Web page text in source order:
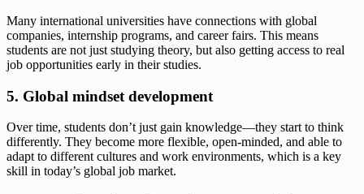
Many international universities have connections with global
companies, internship programs, and career fairs. This means
students are not just studying theory, but also getting access to real
job opportunities early in their studies.
5. Global mindset development
Over time, students don’t just gain knowledge—they start to think
differently. They become more flexible, open-minded, and able to
adapt to different cultures and work environments, which is a key
skill in today’s global job market.